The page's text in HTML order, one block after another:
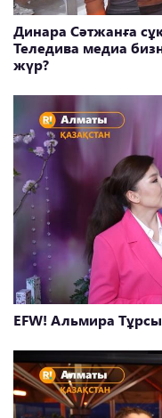
Динара Сәтжанға
Теледива медиа
жүр?
EFW! Альмира